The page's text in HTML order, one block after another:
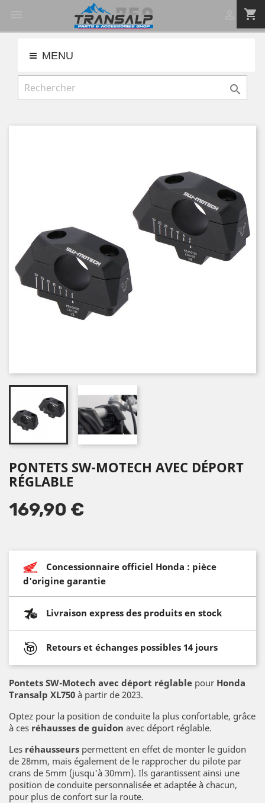
shopping_cart
MENU

PONTETS SW-MOTECH AVEC DÉPORT
RÉGLABLE
169,90 €
Concessionnaire officiel Honda : pièce
d'origine garantie
Livraison express des produits en stock
Retours et échanges possibles 14 jours
Pontets SW-Motech avec déport réglable pour Honda
Transalp XL750 à partir de 2023.
Optez pour la position de conduite la plus confortable, grâce
à ces réhausses de guidon avec déport réglable.
Les réhausseurs permettent en effet de monter le guidon
de 28mm, mais également de le rapprocher du pilote par
crans de 5mm (jusqu'à 30mm). Ils garantissent ainsi une
position de conduite personnalisée et adaptée à chacun,
pour plus de confort sur la route.